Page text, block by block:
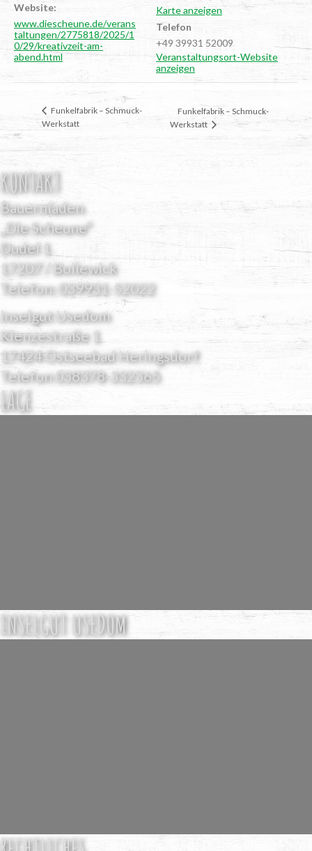
Website:
www.diescheune.de/verans
taltungen/2775818/2025/1
0/29/kreativzeit-am-
abend.html
Karte anzeigen
Telefon
+49 39931 52009
Veranstaltungsort-Website
anzeigen
Fun­kel­fa­brik – Schmuck-
Werkstatt
Fun­kel­fa­brik – Schmuck-
Werkstatt
KONTAKT
Bauernladen
„Die Scheune“
Dudel 1
17207 / Bollewick
Telefon:039931-52022
Inselgut Usedom
Klenzestraße 1
17424 Ostseebad Heringsdorf
Telefon038378-332365
LAGE
INSELGUT USEDOM